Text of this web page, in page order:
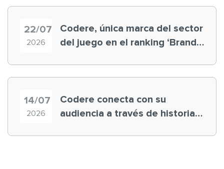
22/07
2026
Codere, única marca del sector
del juego en el ranking ‘Brand
14/07
2026
Codere conecta con su
audiencia a través de historias